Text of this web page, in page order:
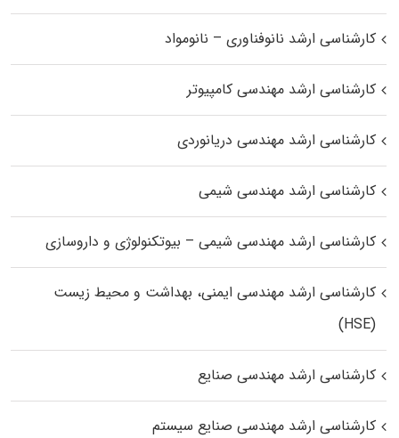
کارشناسی ارشد نانوفناوری – نانومواد
کارشناسی ارشد مهندسی کامپیوتر
کارشناسی ارشد مهندسی دریانوردی
کارشناسی ارشد مهندسی شیمی
کارشناسی ارشد مهندسی شیمی – بیوتکنولوژی و داروسازی
کارشناسی ارشد مهندسی ایمنی، بهداشت و محیط زیست
(HSE)
کارشناسی ارشد مهندسی صنایع
کارشناسی ارشد مهندسی صنایع سیستم